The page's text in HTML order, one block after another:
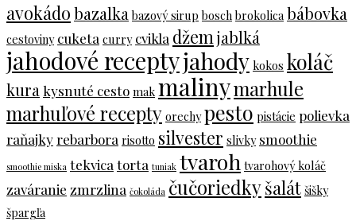
avokádobazalka bazový sirup bosch brokolica bábovka
cestoviny cuketa curry cvikla džem jablká
jahodové receptyjahody kokos koláč
kura kysnuté cesto mak malinymarhule
marhuľové recepty orechy pesto pistácie polievka
raňajkyrebarbora risotto silvester slivky smoothie
smoothie miska tekvica torta tuniak tvaroh tvarohový koláč
zaváranie zmrzlina čokoláda čučoriedkyšalát šišky
špargľa